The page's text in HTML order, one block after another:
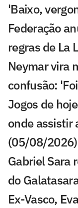
'Baixo,
Federação
regras de La
Neymar vira
confusão:
Jogos de
onde assistir
(05/08/2026)
Gabriel Sara
do
Ex-Vasco,